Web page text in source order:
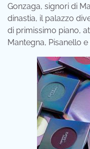
Gonzaga, signori di
dinastia, il palazzo
di primissimo piano,
Mantegna, Pisanello e